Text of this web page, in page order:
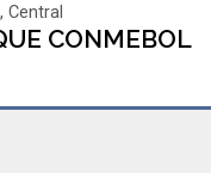
Central
CONMEBOL